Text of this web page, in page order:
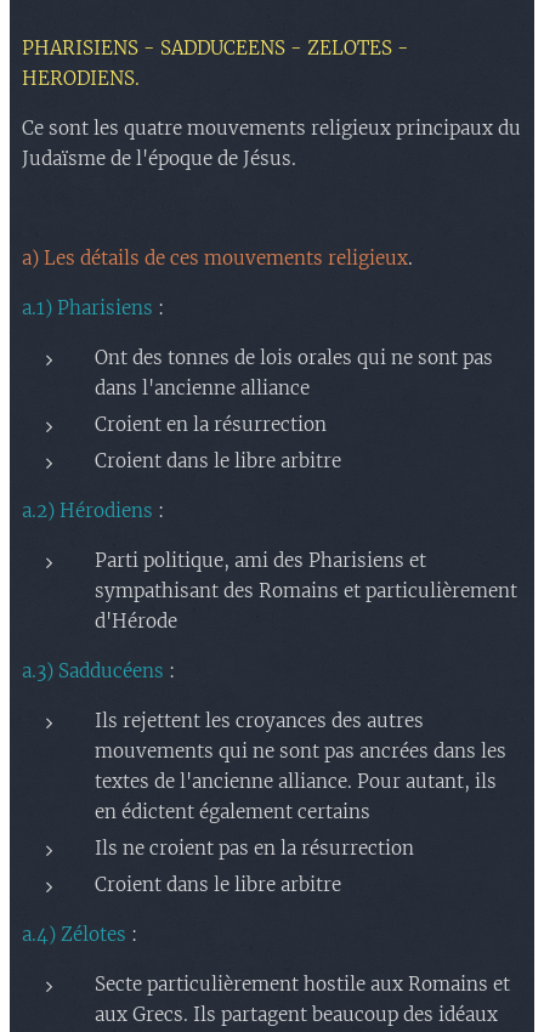
mensonge.
voluptatum deleniti atque corrupti quos
dolores et quas molestias excepturi sint
occaecati cupiditate.
PHARISIENS - SADDUCEENS - ZELOTES -
HERODIENS.
Ce sont les quatre mouvements religieux principaux du
Judaïsme de l'époque de Jésus.
a) Les détails de ces mouvements religieux.
a.1) Pharisiens :
Ont des tonnes de lois orales qui ne sont pas
dans l'ancienne alliance
Croient en la résurrection
Croient dans le libre arbitre
a.2) Hérodiens :
Parti politique, ami des Pharisiens et
sympathisant des Romains et particulièrement
d'Hérode
a.3) Sadducéens :
Ils rejettent les croyances des autres
mouvements qui ne sont pas ancrées dans les
textes de l'ancienne alliance. Pour autant, ils
en édictent également certains
Ils ne croient pas en la résurrection
Croient dans le libre arbitre
a.4) Zélotes :
Secte particulièrement hostile aux Romains et
aux Grecs. Ils partagent beaucoup des idéaux